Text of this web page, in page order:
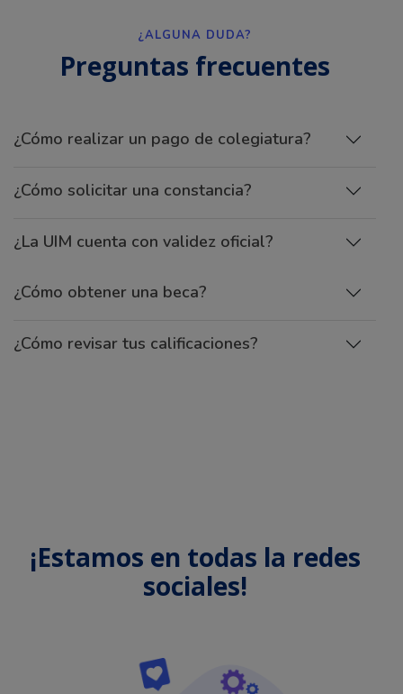
¿ALGUNA DUDA?
Preguntas frecuentes
¿Cómo realizar un pago de colegiatura?
¿Cómo solicitar una constancia?
¿La UIM cuenta con validez oficial?
¿Cómo obtener una beca?
¿Cómo revisar tus calificaciones?
¡Estamos en todas la redes
sociales!